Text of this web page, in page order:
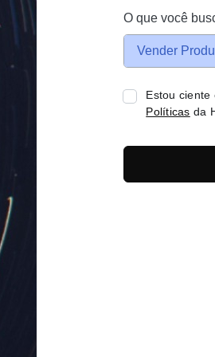
O que você
Vender
Estou
Políticas da